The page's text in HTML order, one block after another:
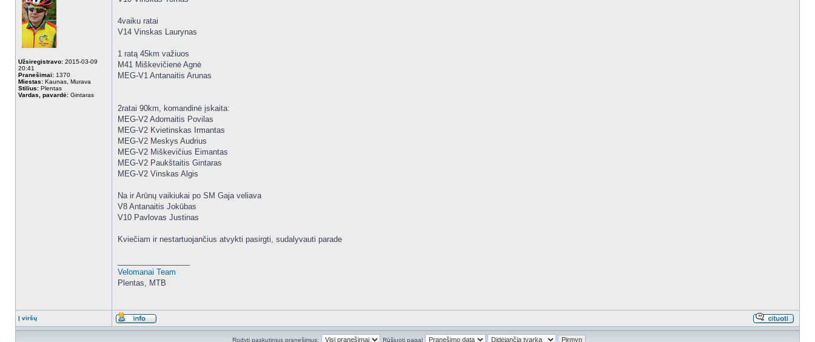
Užsiregistravo: 2015-03-09
20:41
Pranešimai: 1370
Miestas: Kaunas, Murava
Stilius: Plentas
Vardas, pavardė: Gintaras
4vaiku ratai
V14 Vinskas Laurynas
1 ratą 45km važiuos
M41 Miškevičienė Agnė
MEG-V1 Antanaitis Arunas
2ratai 90km, komandinė įskaita:
MEG-V2 Adomaitis Povilas
MEG-V2 Kvietinskas Irmantas
MEG-V2 Meskys Audrius
MEG-V2 Miškevičius Eimantas
MEG-V2 Paukštaitis Gintaras
MEG-V2 Vinskas Algis
Na ir Arūnų vaikiukai po SM Gaja veliava
V8 Antanaitis Jokūbas
V10 Pavlovas Justinas
Kviečiam ir nestartuojančius atvykti pasirgti, sudalyvauti parade
Velomanai Team
Plentas, MTB
Į viršų
Rodyti paskutinius pranešimus: Rūšiuoti pagal